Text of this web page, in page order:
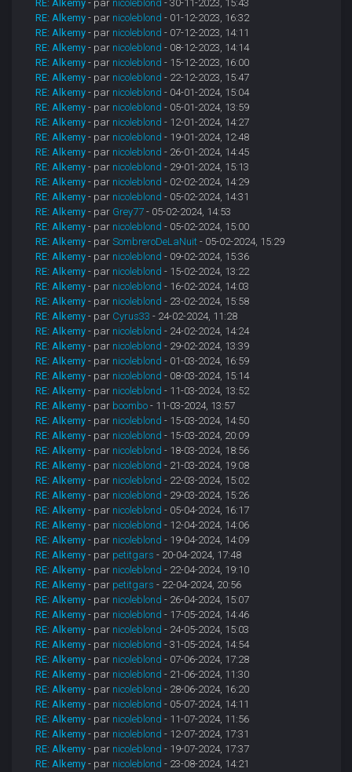
RE: Alkemy - par nicoleblond - 30-11-2023, 15:43
RE: Alkemy - par nicoleblond - 01-12-2023, 16:32
RE: Alkemy - par nicoleblond - 07-12-2023, 14:11
RE: Alkemy - par nicoleblond - 08-12-2023, 14:14
RE: Alkemy - par nicoleblond - 15-12-2023, 16:00
RE: Alkemy - par nicoleblond - 22-12-2023, 15:47
RE: Alkemy - par nicoleblond - 04-01-2024, 15:04
RE: Alkemy - par nicoleblond - 05-01-2024, 13:59
RE: Alkemy - par nicoleblond - 12-01-2024, 14:27
RE: Alkemy - par nicoleblond - 19-01-2024, 12:48
RE: Alkemy - par nicoleblond - 26-01-2024, 14:45
RE: Alkemy - par nicoleblond - 29-01-2024, 15:13
RE: Alkemy - par nicoleblond - 02-02-2024, 14:29
RE: Alkemy - par nicoleblond - 05-02-2024, 14:31
RE: Alkemy - par Grey77 - 05-02-2024, 14:53
RE: Alkemy - par nicoleblond - 05-02-2024, 15:00
RE: Alkemy - parSombreroDeLaNuit - 05-02-2024, 15:29
RE: Alkemy - par nicoleblond - 09-02-2024, 15:36
RE: Alkemy - par nicoleblond - 15-02-2024, 13:22
RE: Alkemy - par nicoleblond - 16-02-2024, 14:03
RE: Alkemy - par nicoleblond - 23-02-2024, 15:58
RE: Alkemy - par Cyrus33 - 24-02-2024, 11:28
RE: Alkemy - par nicoleblond - 24-02-2024, 14:24
RE: Alkemy - par nicoleblond - 29-02-2024, 13:39
RE: Alkemy - par nicoleblond - 01-03-2024, 16:59
RE: Alkemy - par nicoleblond - 08-03-2024, 15:14
RE: Alkemy - par nicoleblond - 11-03-2024, 13:52
RE: Alkemy - par boombo - 11-03-2024, 13:57
RE: Alkemy - par nicoleblond - 15-03-2024, 14:50
RE: Alkemy - par nicoleblond - 15-03-2024, 20:09
RE: Alkemy - par nicoleblond - 18-03-2024, 18:56
RE: Alkemy - par nicoleblond - 21-03-2024, 19:08
RE: Alkemy - par nicoleblond - 22-03-2024, 15:02
RE: Alkemy - par nicoleblond - 29-03-2024, 15:26
RE: Alkemy - par nicoleblond - 05-04-2024, 16:17
RE: Alkemy - par nicoleblond - 12-04-2024, 14:06
RE: Alkemy - par nicoleblond - 19-04-2024, 14:09
RE: Alkemy - par petitgars - 20-04-2024, 17:48
RE: Alkemy - par nicoleblond - 22-04-2024, 19:10
RE: Alkemy - par petitgars - 22-04-2024, 20:56
RE: Alkemy - par nicoleblond - 26-04-2024, 15:07
RE: Alkemy - par nicoleblond - 17-05-2024, 14:46
RE: Alkemy - par nicoleblond - 24-05-2024, 15:03
RE: Alkemy - par nicoleblond - 31-05-2024, 14:54
RE: Alkemy - par nicoleblond - 07-06-2024, 17:28
RE: Alkemy - par nicoleblond - 21-06-2024, 11:30
RE: Alkemy - par nicoleblond - 28-06-2024, 16:20
RE: Alkemy - par nicoleblond - 05-07-2024, 14:11
RE: Alkemy - par nicoleblond - 11-07-2024, 11:56
RE: Alkemy - par nicoleblond - 12-07-2024, 17:31
RE: Alkemy - par nicoleblond - 19-07-2024, 17:37
RE: Alkemy - par nicoleblond - 23-08-2024, 14:21